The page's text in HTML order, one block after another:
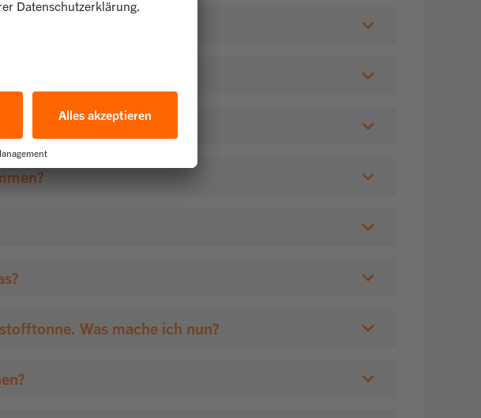
Säcke verwenden?
Müll zur Wertstofftonne?
erhalten habe?
Was mache ich nun?